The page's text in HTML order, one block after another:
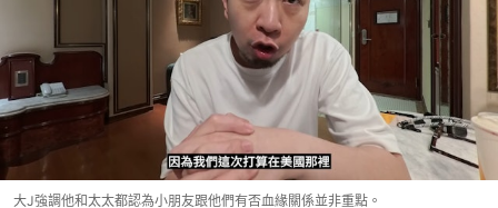
大J強調他和太太都認為小朋友跟他們有否血緣關係並非重點。